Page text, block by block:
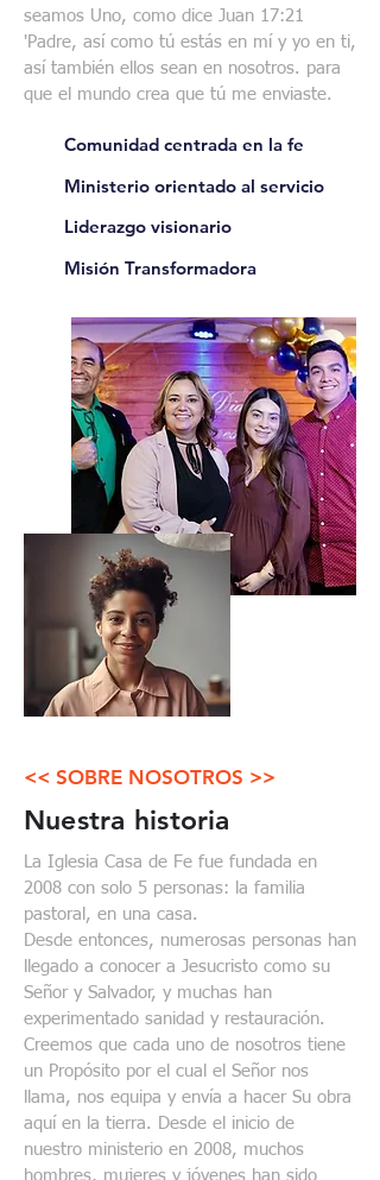
seamos Uno, como dice Juan 17:21
'Padre, así como tú estás en mí y yo en ti,
así también ellos sean en nosotros. para
que el mundo crea que tú me enviaste.
Comunidad centrada en la fe
Ministerio orientado al servicio
Liderazgo visionario
Misión Transformadora
<< SOBRE NOSOTROS >>
Nuestra historia
La Iglesia Casa de Fe fue fundada en
2008 con solo 5 personas: la familia
pastoral, en una casa.
Desde entonces, numerosas personas han
llegado a conocer a Jesucristo como su
Señor y Salvador, y muchas han
experimentado sanidad y restauración.
Creemos que cada uno de nosotros tiene
un Propósito por el cual el Señor nos
llama, nos equipa y envía a hacer Su obra
aquí en la tierra. Desde el inicio de
nuestro ministerio en 2008, muchos
hombres, mujeres y jóvenes han sido